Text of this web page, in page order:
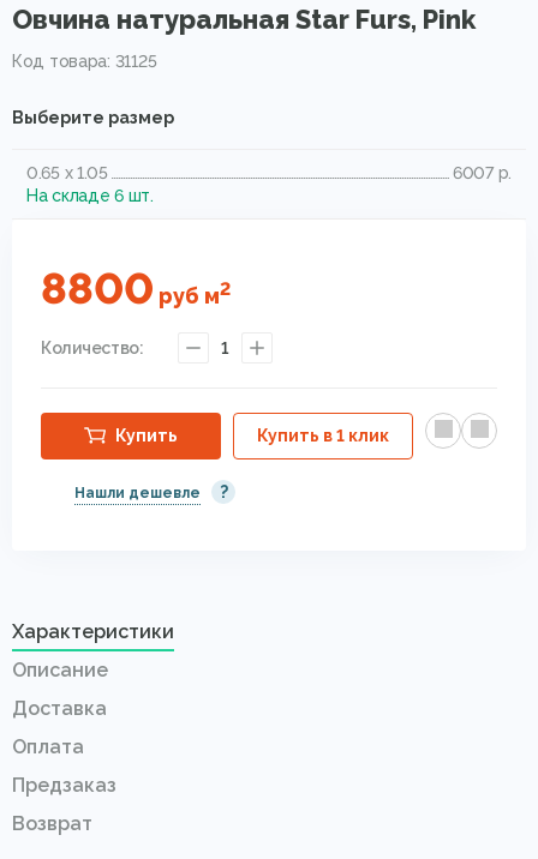
Овчина натуральная Star Furs, Pink
Код товара: 31125
Выберите размер
0.65 x 1.05
6007 р.
На складе 6 шт.
8800 руб м2
Количество: 1
Купить Купить в 1 клик
Нашли дешевле ?
Характеристики
Описание
Доставка
Оплата
Предзаказ
Возврат